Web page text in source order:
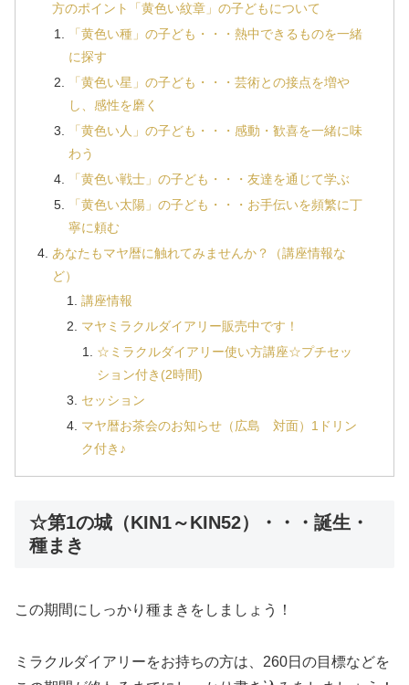
方のポイント「黄色い紋章」の子どもについて
「黄色い種」の子ども・・・熱中できるものを一緒
に探す
「黄色い星」の子ども・・・芸術との接点を増や
し、感性を磨く
「黄色い人」の子ども・・・感動・歓喜を一緒に味
わう
「黄色い戦士」の子ども・・・友達を通じて学ぶ
「黄色い太陽」の子ども・・・お手伝いを頻繁に丁
寧に頼む
あなたもマヤ暦に触れてみませんか？（講座情報な
ど）
講座情報
マヤミラクルダイアリー販売中です！
☆ミラクルダイアリー使い方講座☆プチセッ
ション付き(2時間)
セッション
マヤ暦お茶会のお知らせ（広島 対面）1ドリン
ク付き♪
☆第1の城（KIN1～KIN52）・・・誕生・
種まき
この期間にしっかり種まきをしましょう！
ミラクルダイアリーをお持ちの方は、260日の目標などを